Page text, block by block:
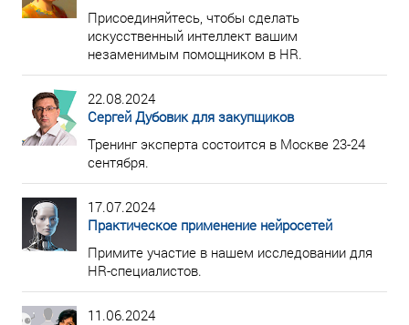
Присоединяйтесь, чтобы сделать
искусственный интеллект вашим
незаменимым помощником в HR.
22.08.2024
Сергей Дубовик для закупщиков
Тренинг эксперта состоится в Москве 23-24
сентября.
17.07.2024
Практическое применение нейросетей
Примите участие в нашем исследовании для
HR-специалистов.
11.06.2024